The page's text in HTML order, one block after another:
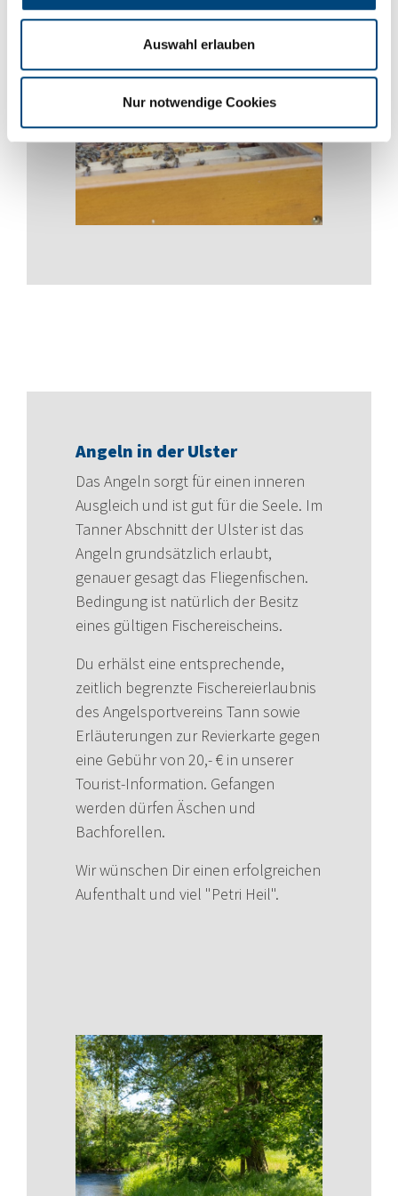
Auswahl erlauben
Nur notwendige Cookies
Angeln in der Ulster
Das Angeln sorgt für einen inneren
Ausgleich und ist gut für die Seele. Im
Tanner Abschnitt der Ulster ist das
Angeln grundsätzlich erlaubt,
genauer gesagt das Fliegenfischen.
Bedingung ist natürlich der Besitz
eines gültigen Fischereischeins.
Du erhälst eine entsprechende,
zeitlich begrenzte Fischereierlaubnis
des Angelsportvereins Tann sowie
Erläuterungen zur Revierkarte gegen
eine Gebühr von 20,- € in unserer
Tourist-Information. Gefangen
werden dürfen Äschen und
Bachforellen.
Wir wünschen Dir einen erfolgreichen
Aufenthalt und viel "Petri Heil".